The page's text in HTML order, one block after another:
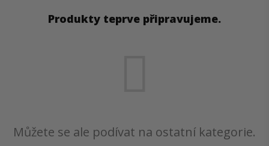
Produkty teprve připravujeme.
Můžete se ale podívat na ostatní kategorie.